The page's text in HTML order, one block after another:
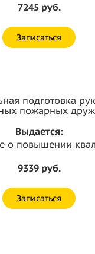
7245 руб.
Записаться
подготовка
пожарных
Выдается:
о повышении
9339 руб.
Записаться